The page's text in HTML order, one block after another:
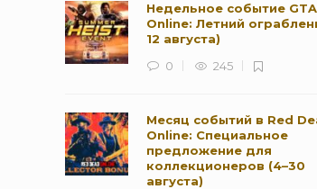
Недельное событие GTA
Online: Летний
12 августа)
0
245
Месяц событий в Red
Online: Специальное
предложение для
коллекционеров (4–30
августа)